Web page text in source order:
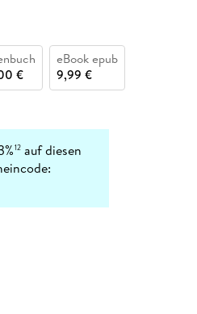
€
eBook epub
9,99 €
12 auf diesen